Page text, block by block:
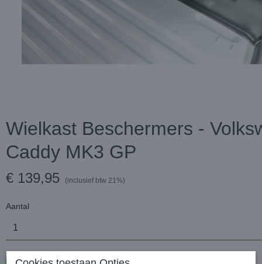
Wielkast Beschermers -
Caddy MK3 GP
€ 139,95 (inclusief btw 21%)
Aantal